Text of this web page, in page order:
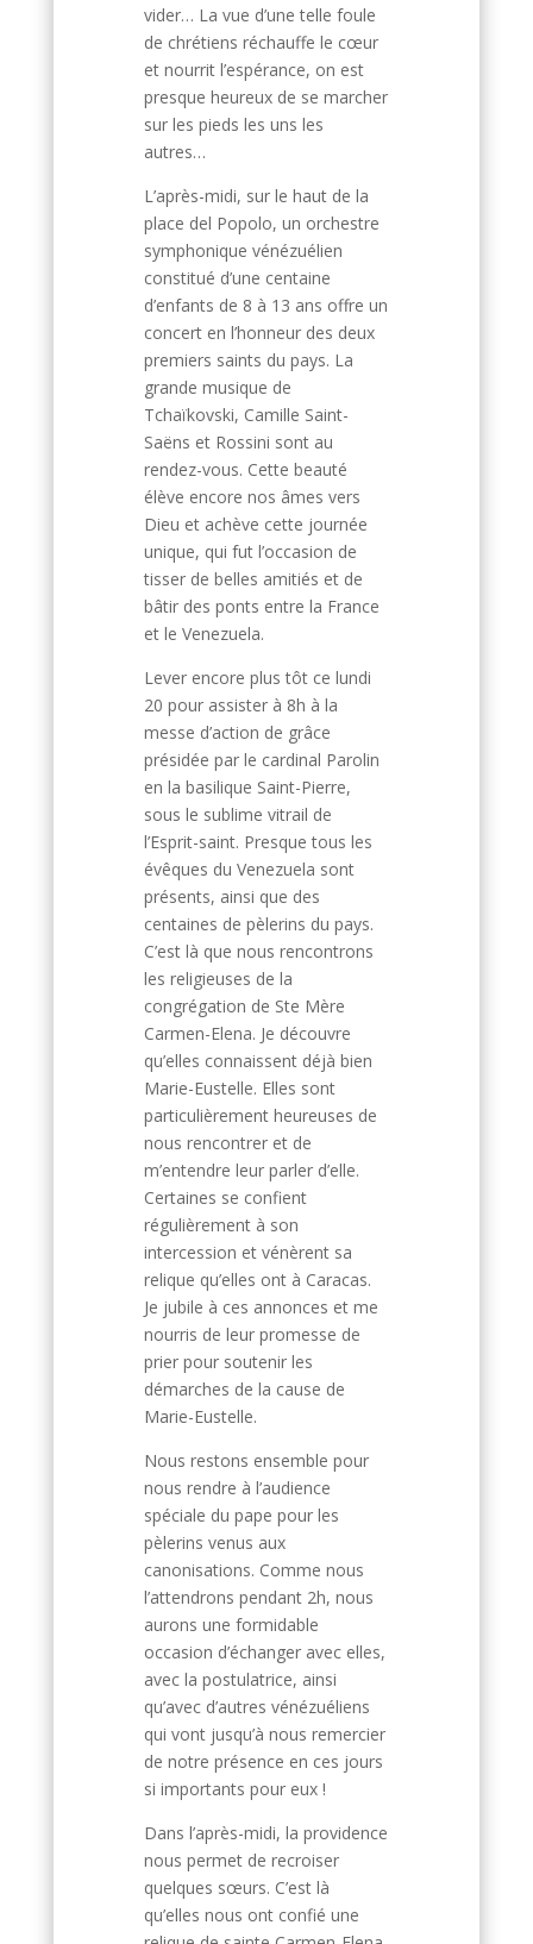
vider… La vue d’une telle foule
de chrétiens réchauffe le cœur
et nourrit l’espérance, on est
presque heureux de se marcher
sur les pieds les uns les
autres…
L’après-midi, sur le haut de la
place del Popolo, un orchestre
symphonique vénézuélien
constitué d’une centaine
d’enfants de 8 à 13 ans offre un
concert en l’honneur des deux
premiers saints du pays. La
grande musique de
Tchaïkovski, Camille Saint-
Saëns et Rossini sont au
rendez-vous. Cette beauté
élève encore nos âmes vers
Dieu et achève cette journée
unique, qui fut l’occasion de
tisser de belles amitiés et de
bâtir des ponts entre la France
et le Venezuela.
Lever encore plus tôt ce lundi
20 pour assister à 8h à la
messe d’action de grâce
présidée par le cardinal Parolin
en la basilique Saint-Pierre,
sous le sublime vitrail de
l’Esprit-saint. Presque tous les
évêques du Venezuela sont
présents, ainsi que des
centaines de pèlerins du pays.
C’est là que nous rencontrons
les religieuses de la
congrégation de Ste Mère
Carmen-Elena. Je découvre
qu’elles connaissent déjà bien
Marie-Eustelle. Elles sont
particulièrement heureuses de
nous rencontrer et de
m’entendre leur parler d’elle.
Certaines se confient
régulièrement à son
intercession et vénèrent sa
relique qu’elles ont à Caracas.
Je jubile à ces annonces et me
nourris de leur promesse de
prier pour soutenir les
démarches de la cause de
Marie-Eustelle.
Nous restons ensemble pour
nous rendre à l’audience
spéciale du pape pour les
pèlerins venus aux
canonisations. Comme nous
l’attendrons pendant 2h, nous
aurons une formidable
occasion d’échanger avec elles,
avec la postulatrice, ainsi
qu’avec d’autres vénézuéliens
qui vont jusqu’à nous remercier
de notre présence en ces jours
si importants pour eux !
Dans l’après-midi, la providence
nous permet de recroiser
quelques sœurs. C’est là
qu’elles nous ont confié une